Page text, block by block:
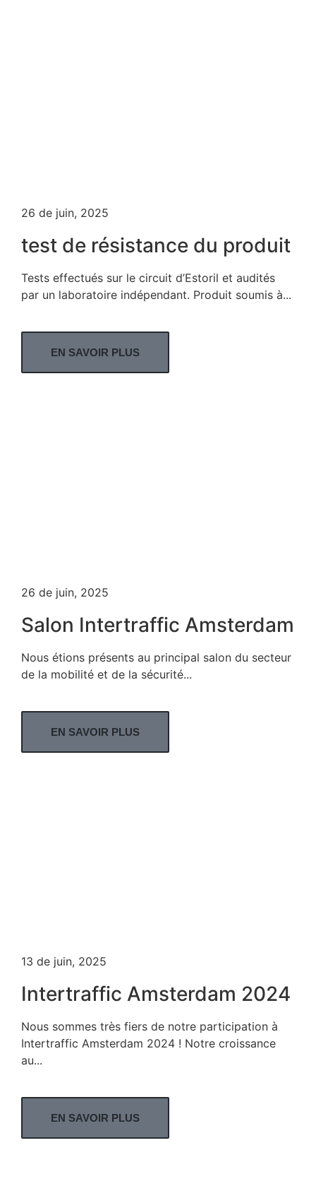
26 de juin, 2025
test de résistance du produit
Tests effectués sur le circuit d’Estoril et audités
par un laboratoire indépendant. Produit soumis à...
EN SAVOIR PLUS
26 de juin, 2025
Salon Intertraffic Amsterdam
Nous étions présents au principal salon du secteur
de la mobilité et de la sécurité...
EN SAVOIR PLUS
13 de juin, 2025
Intertraffic Amsterdam 2024
Nous sommes très fiers de notre participation à
Intertraffic Amsterdam 2024 ! Notre croissance
au...
EN SAVOIR PLUS